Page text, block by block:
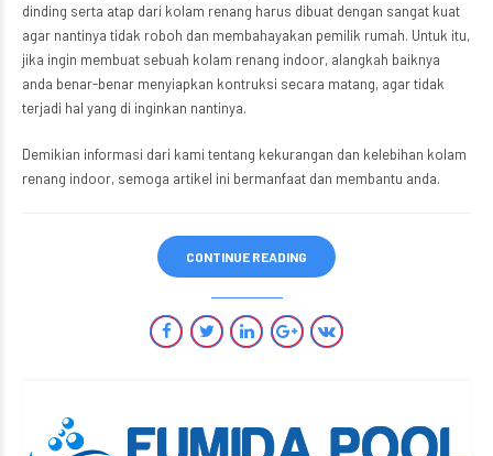
dinding serta atap dari kolam renang harus dibuat dengan sangat kuat
agar nantinya tidak roboh dan membahayakan pemilik rumah. Untuk itu,
jika ingin membuat sebuah kolam renang indoor, alangkah baiknya
anda benar-benar menyiapkan kontruksi secara matang, agar tidak
terjadi hal yang di inginkan nantinya.
Demikian informasi dari kami tentang kekurangan dan kelebihan kolam
renang indoor, semoga artikel ini bermanfaat dan membantu anda.
CONTINUE READING